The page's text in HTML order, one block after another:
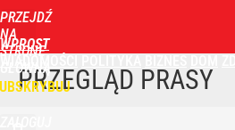
PRZEJDŹ
NA
STRONĘ
GŁÓWNĄ
WPROST
PRZEGLĄD PRASY